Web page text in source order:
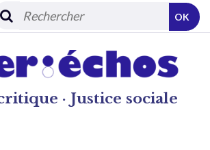
· Justice sociale
OK